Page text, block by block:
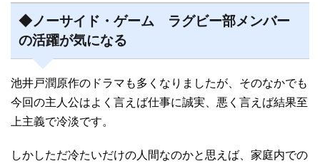
◆ノーサイド・ゲーム ラグビー部メンバー
の活躍が気になる
池井戸潤原作のドラマも多くなりましたが、そのなかでも
今回の主人公はよく言えば仕事に誠実、悪く言えば結果至
上主義で冷淡です。
しかしただ冷たいだけの人間なのかと思えば、家庭内での